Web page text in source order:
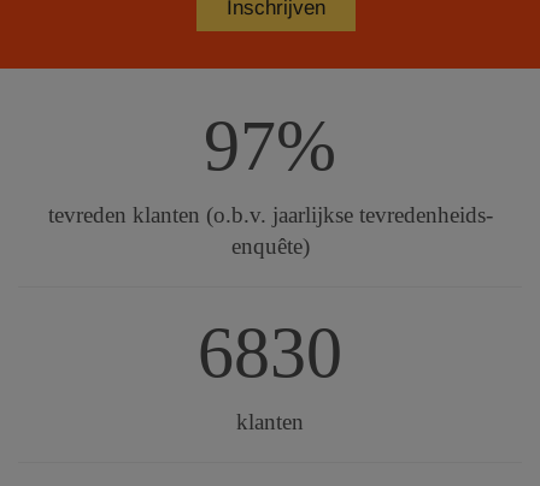
97%
tevreden klanten (o.b.v. jaarlijkse tevredenheids-
enquête)
6830
klanten